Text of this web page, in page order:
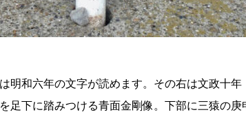
明和六年の文字が読めます。その右は文政十
足下に踏みつける青面金剛像。下部に三猿の